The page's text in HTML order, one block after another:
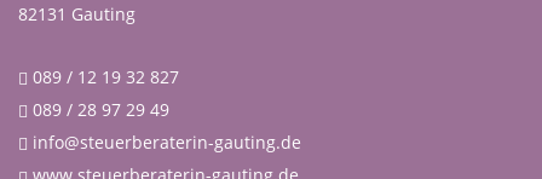
82131 Gauting
089 / 12 19 32 827
089 / 28 97 29 49
info@steuerberaterin-gauting.de